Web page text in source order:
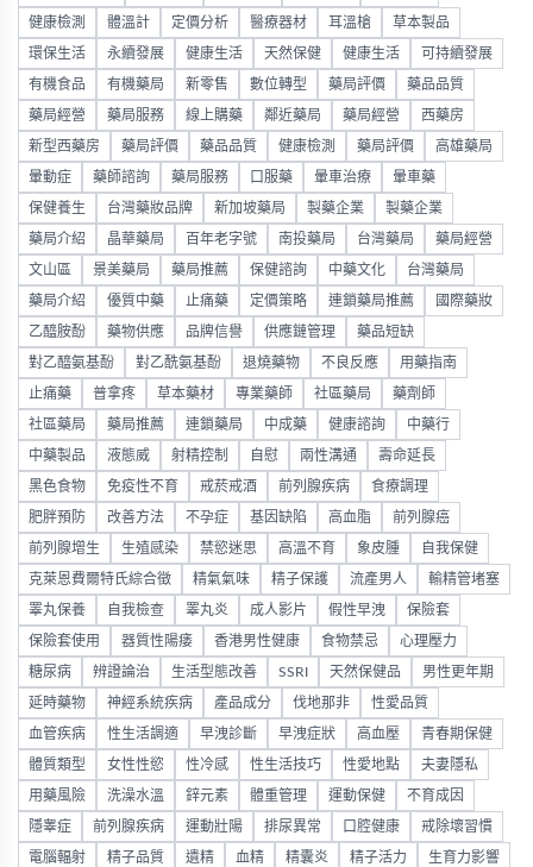
健康檢測 體溫計 定價分析 醫療器材 耳溫槍 草本製品
環保生活 永續發展 健康生活 天然保健 健康生活 可持續發展
有機食品 有機藥局 新零售 數位轉型 藥局評價 藥品品質
藥局經營 藥局服務 線上購藥 鄰近藥局 藥局經營 西藥房
新型西藥房 藥局評價 藥品品質 健康檢測 藥局評價 高雄藥局
暈動症 藥師諮詢 藥局服務 口服藥 暈車治療 暈車藥
保健養生 台灣藥妝品牌 新加坡藥局 製藥企業 製藥企業
藥局介紹 晶華藥局 百年老字號 南投藥局 台灣藥局 藥局經營
文山區 景美藥局 藥局推薦 保健諮詢 中藥文化 台灣藥局
藥局介紹 優質中藥 止痛藥 定價策略 連鎖藥局推薦 國際藥妝
乙醯胺酚 藥物供應 品牌信譽 供應鏈管理 藥品短缺
對乙醯氨基酚 對乙酰氨基酚 退燒藥物 不良反應 用藥指南
止痛藥 普拿疼 草本藥材 專業藥師 社區藥局 藥劑師
社區藥局 藥局推薦 連鎖藥局 中成藥 健康諮詢 中藥行
中藥製品 液態威 射精控制 自慰 兩性溝通 壽命延長
黑色食物 免疫性不育 戒菸戒酒 前列腺疾病 食療調理
肥胖預防 改善方法 不孕症 基因缺陷 高血脂 前列腺癌
前列腺增生 生殖感染 禁慾迷思 高溫不育 象皮腫 自我保健
克萊恩費爾特氏綜合徵 精氣氣味 精子保護 流產男人 輸精管堵塞
睪丸保養 自我檢查 睪丸炎 成人影片 假性早洩 保險套
保險套使用 器質性陽痿 香港男性健康 食物禁忌 心理壓力
糖尿病 辨證論治 生活型態改善 SSRI 天然保健品 男性更年期
延時藥物 神經系統疾病 產品成分 伐地那非 性愛品質
血管疾病 性生活調適 早洩診斷 早洩症狀 高血壓 青春期保健
體質類型 女性性慾 性冷感 性生活技巧 性愛地點 夫妻隱私
用藥風險 洗澡水溫 鋅元素 體重管理 運動保健 不育成因
隱睾症 前列腺疾病 運動壯陽 排尿異常 口腔健康 戒除壞習慣
電腦輻射 精子品質 遺精 血精 精囊炎 精子活力 生育力影響